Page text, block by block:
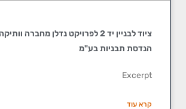
ציוד לבניין יד 2 לפרויקט נדלן מחברה
הנדסת תבניות בע"מ
Excerpt
קרא עוד